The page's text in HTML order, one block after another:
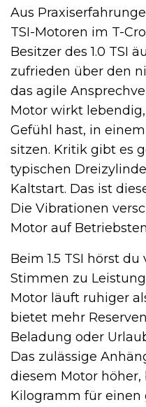
Aus
TSI-Motoren im T-
Besitzer des 1.0 TSI
zufrieden über den
das agile
Motor wirkt
Gefühl hast, in
sitzen. Kritik gibt es
typischen
Kaltstart. Das ist
Die Vibrationen
Motor auf
Beim 1.5 TSI hörst
Stimmen zu
Motor läuft ruhiger
bietet mehr
Beladung oder
Das zulässige
diesem Motor höher,
Kilogramm für einen